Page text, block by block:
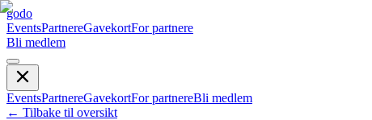
godo
EventsPartnereGavekortFor partnere
Bli medlem
EventsPartnereGavekortFor partnereBli medlem
← Tilbake til oversikt